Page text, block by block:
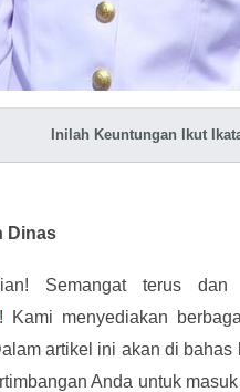
Inilah Keuntungan Ikut
Dinas
Semangat terus
! Kami menyediakan
artikel ini akan di bahas
Anda untuk